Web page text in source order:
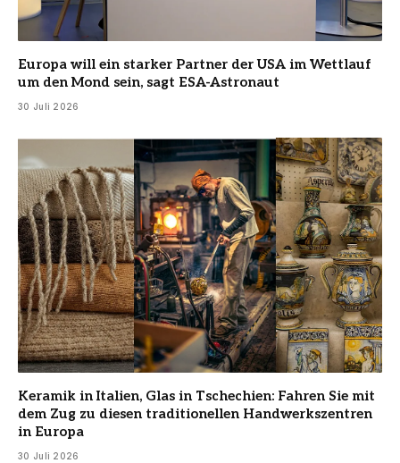
Europa will ein starker Partner der USA im Wettlauf
um den Mond sein, sagt ESA-Astronaut
30 Juli 2026
Keramik in Italien, Glas in Tschechien: Fahren Sie mit
dem Zug zu diesen traditionellen Handwerkszentren
in Europa
30 Juli 2026